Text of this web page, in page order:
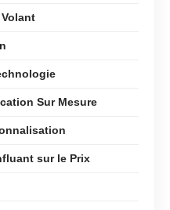
Sur Mesure
sur le Prix